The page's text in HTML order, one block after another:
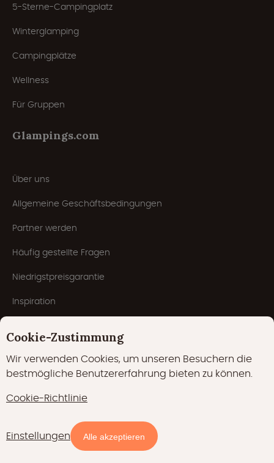
Verfügbarkeit und Preise
5-Sterne-Campingplatz
Winterglamping
Campingplätze
Wellness
Für Gruppen
Glampings.com
Über uns
Allgemeine Geschäftsbedingungen
Partner werden
Häufig gestellte Fragen
Niedrigstpreisgarantie
Inspiration
Datenschutzerklärung
Cookie-Zustimmung
Wir verwenden Cookies, um unseren Besuchern die
bestmögliche Benutzererfahrung bieten zu können.
Cookie-Richtlinie
Einstellungen Alle akzeptieren